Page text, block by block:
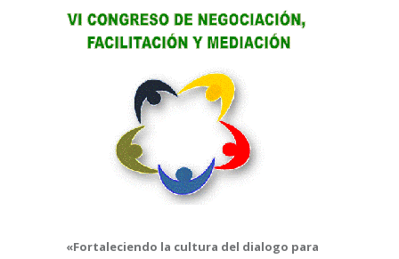
«Fortaleciendo la cultura del dialogo para